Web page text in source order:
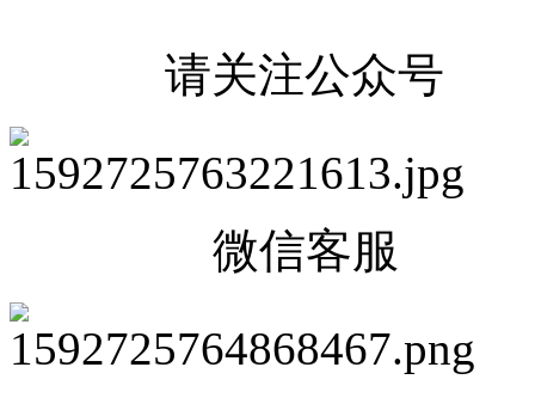
请关注公众号
微信客服